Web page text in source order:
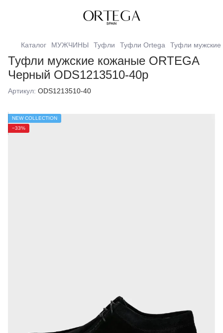
Каталог МУЖЧИНЫ Туфли Туфли Ortega Туфли мужские
Туфли мужские кожаные ORTEGA
Черный ODS1213510-40р
Артикул: ODS1213510-40
NEW COLLECTION
−33%